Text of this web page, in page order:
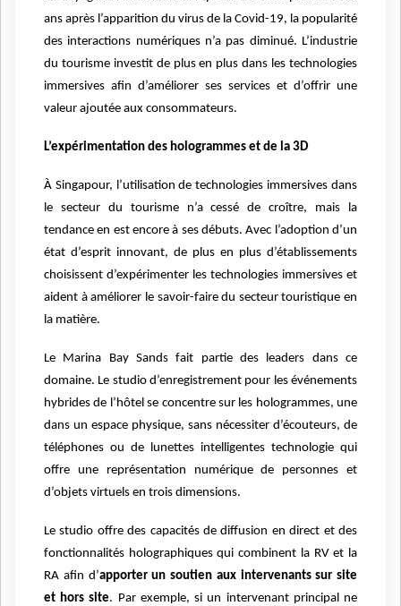
ans après l’apparition du virus de la Covid-19, la popularité
des interactions numériques n’a pas diminué. L’industrie
du tourisme investit de plus en plus dans les technologies
immersives afin d’améliorer ses services et d’offrir une
valeur ajoutée aux consommateurs.
L’expérimentation des hologrammes et de la 3D
À Singapour, l’utilisation de technologies immersives dans
le secteur du tourisme n’a cessé de croître, mais la
tendance en est encore à ses débuts. Avec l’adoption d’un
état d’esprit innovant, de plus en plus d’établissements
choisissent d’expérimenter les technologies immersives et
aident à améliorer le savoir-faire du secteur touristique en
la matière.
Le Marina Bay Sands fait partie des leaders dans ce
domaine. Le studio d’enregistrement pour les événements
hybrides de l’hôtel se concentre sur les hologrammes, une
dans un espace physique, sans nécessiter d’écouteurs, de
téléphones ou de lunettes intelligentes technologie qui
offre une représentation numérique de personnes et
d’objets virtuels en trois dimensions.
Le studio offre des capacités de diffusion en direct et des
fonctionnalités holographiques qui combinent la RV et la
RA afin d’apporter un soutien aux intervenants sur site
et hors site. Par exemple, si un intervenant principal ne